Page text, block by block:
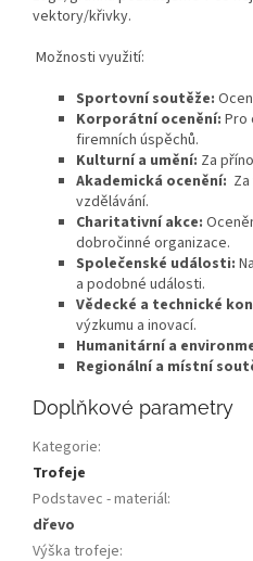
vektory/křivky.
Možnosti využití:
Sportovní soutěže:
Korporátní ocenění: Pro
firemních úspěchů.
Kulturní a umění: Za
Akademická ocenění:
vzdělávání.
Charitativní akce:
dobročinné organizace.
Společenské události:
a podobné události.
Vědecké a technické
výzkumu a inovací.
Humanitární a
Regionální a místní
Doplňkové parametry
Kategorie:
Trofeje
Podstavec - materiál:
dřevo
Výška trofeje: